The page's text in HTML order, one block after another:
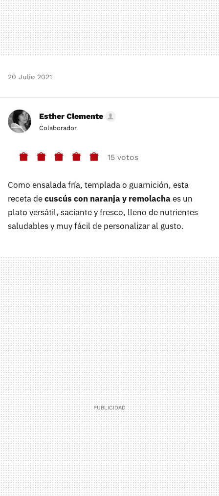
20 Julio 2021
Esther Clemente
Colaborador
15 votos
Como ensalada fría, templada o guarnición, esta
receta decuscús con naranja y remolachaes un
plato versátil, saciante y fresco, lleno de nutrientes
saludables y muy fácil de personalizar al gusto.